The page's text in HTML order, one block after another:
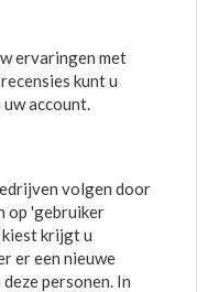
ervaringen met
kunt u
account.
volgen door
op 'gebruiker
krijgt u
er een nieuwe
personen. In